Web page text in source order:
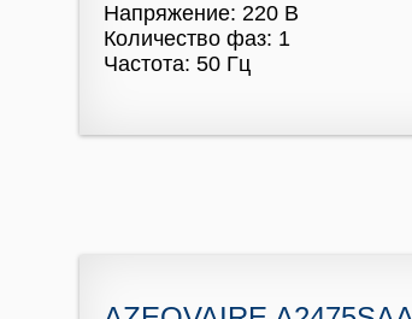
Напряжение: 220 В
Количество фаз: 1
Частота: 50 Гц